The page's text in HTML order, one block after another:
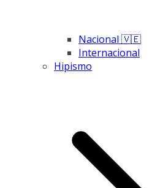
Nacional 🇻🇪
Internacional
Hipismo